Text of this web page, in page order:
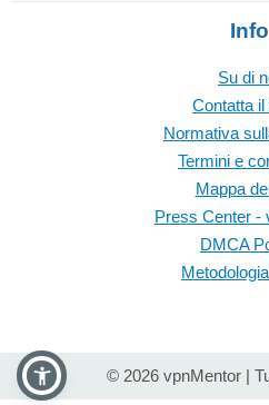
Info
Su di
Contatta il
Normativa
Termini e
Mappa
Press Center -
DMCA
© 2026 vpnMentor |